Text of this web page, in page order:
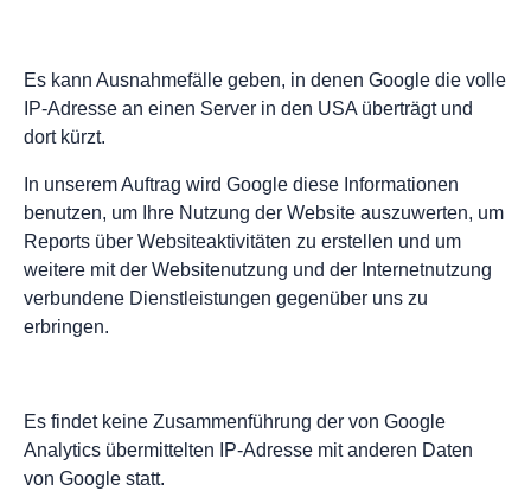
Es kann Ausnahmefälle geben, in denen Google die volle
IP-Adresse an einen Server in den USA überträgt und
dort kürzt.
In unserem Auftrag wird Google diese Informationen
benutzen, um Ihre Nutzung der Website auszuwerten, um
Reports über Websiteaktivitäten zu erstellen und um
weitere mit der Websitenutzung und der Internetnutzung
verbundene Dienstleistungen gegenüber uns zu
erbringen.
Es findet keine Zusammenführung der von Google
Analytics übermittelten IP-Adresse mit anderen Daten
von Google statt.